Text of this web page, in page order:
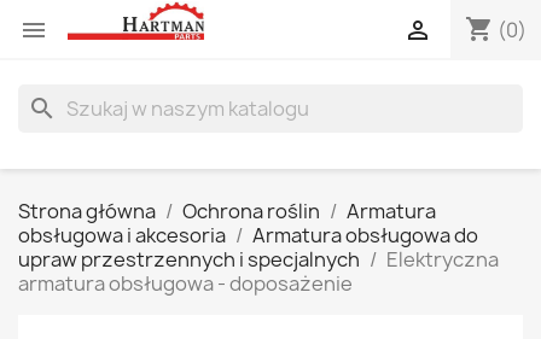
 shopping_cart (0)

search
Strona główna Ochrona roślin
Armatura
obsługowa i akcesoria
Armatura obsługowa do
upraw przestrzennych i specjalnych
Elektryczna
armatura obsługowa - doposażenie